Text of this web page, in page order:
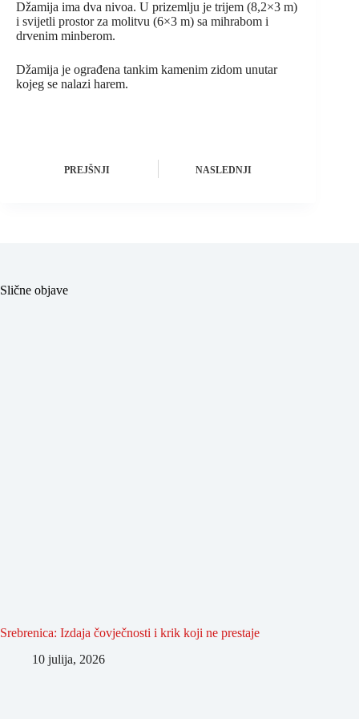
Džamija ima dva nivoa. U prizemlju je trijem (8,2×3 m)
i svijetli prostor za molitvu (6×3 m) sa mihrabom i
drvenim minberom.
Džamija je ograđena tankim kamenim zidom unutar
kojeg se nalazi harem.
PREJŠNJI NASLEDNJI
Slične objave
Srebrenica: Izdaja čovječnosti i krik koji ne prestaje
10 julija, 2026